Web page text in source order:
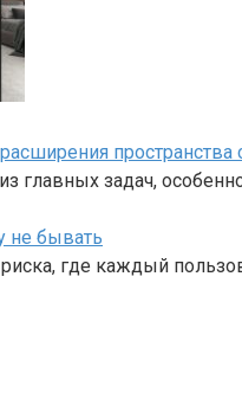
главных задач,
не бывать
где каждый